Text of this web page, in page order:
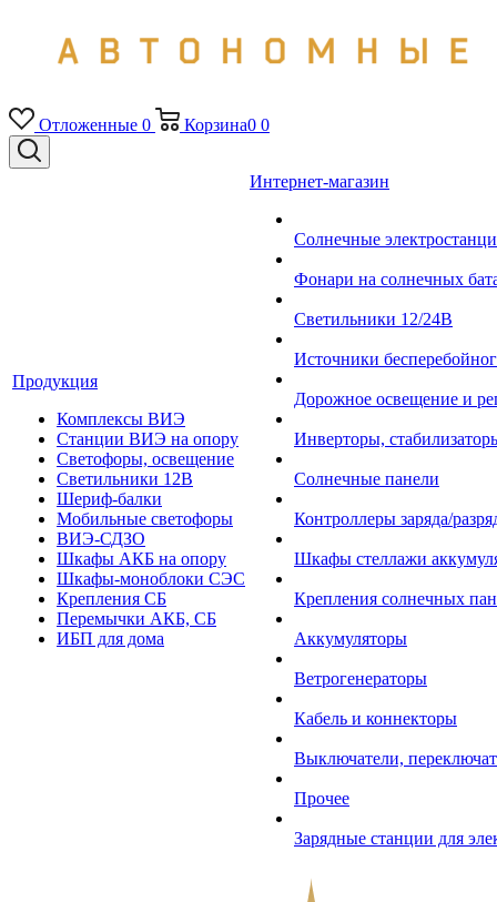
Отложенные 0 Корзина0 0
Продукция
Комплексы ВИЭ
Станции ВИЭ на опору
Светофоры, освещение
Светильники 12В
Шериф-балки
Мобильные светофоры
ВИЭ-СДЗО
Шкафы АКБ на опору
Шкафы-моноблоки СЭС
Крепления СБ
Перемычки АКБ, СБ
ИБП для дома
Интернет-магазин
Солнечные
Фонари на солнечных
Светильники 12/24В
Источники
Дорожное освещение и
Инверторы,
Солнечные панели
Контроллеры заряда/
Шкафы стеллажи
Крепления солнечных
Аккумуляторы
Ветрогенераторы
Кабель и коннекторы
Выключатели,
Прочее
Зарядные станции для